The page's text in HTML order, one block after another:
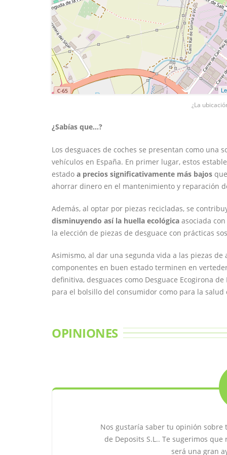
¿La
¿Sabías que...?
Los desguaces de coches se presentan como una
vehículos en España. En primer lugar, estos
estado a precios significativamente más bajos
ahorrar dinero en el mantenimiento y reparación
Además, al optar por piezas recicladas, se
disminuyendo así la huella ecológica asociada
la elección de piezas de desguace con prácticas
Asimismo, al dar una segunda vida a las piezas de
componentes en buen estado terminen en
definitiva, desguaces como Desguace Ecogirona
para el bolsillo del consumidor como para la salud
OPINIONES
Nos gustaría saber tu opinión sobre
de Deposits S.L.. Te sugerimos
será una gran